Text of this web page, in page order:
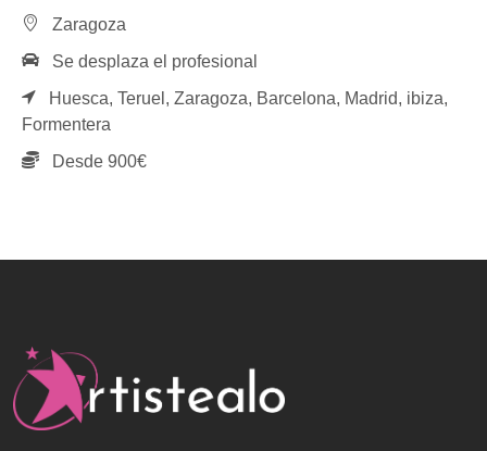
Zaragoza
Se desplaza el profesional
Huesca, Teruel, Zaragoza, Barcelona, Madrid, ibiza,
Formentera
Desde 900€